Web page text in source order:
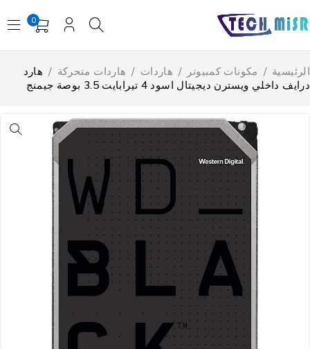
0
/ مكونات كمبيوتر هاردات هاردات متحركة
هارد
داخلي ويسترن ديجيتال اسود 4 تيرابايت 3.5 بوصة جيمنج